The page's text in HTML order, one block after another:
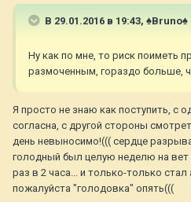
В 29.01.2016 в 19:43, ♠Bruno♠
Ну как по мне, то риск поиметь
размоченным, гораздо больше,
Я просто не знаю как поступить, с
согласна, с другой стороны
день невыносимо!((( сердце
голодный был целую неделю на
раз в 2 часа... и только-только
пожалуйста "голодовка" опять(((